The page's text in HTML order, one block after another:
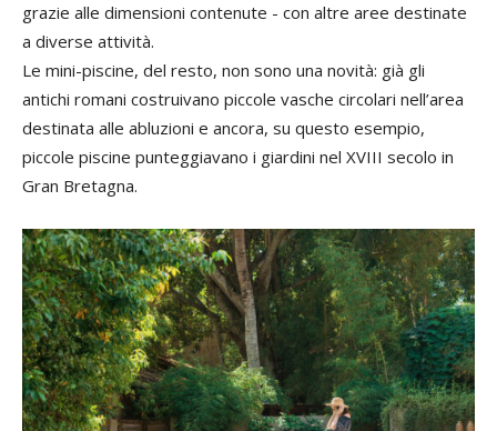
grazie alle dimensioni contenute - con altre aree destinate
a diverse attività.
Le mini-piscine, del resto, non sono una novità: già gli
antichi romani costruivano piccole vasche circolari nell’area
destinata alle abluzioni e ancora, su questo esempio,
piccole piscine punteggiavano i giardini nel XVIII secolo in
Gran Bretagna.